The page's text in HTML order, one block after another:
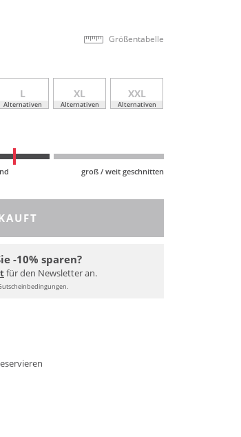
Größentabelle
L
Alternativen
XL
Alternativen
XXL
Alternativen
groß / weit geschnitten
-10% sparen?
für den Newsletter an.